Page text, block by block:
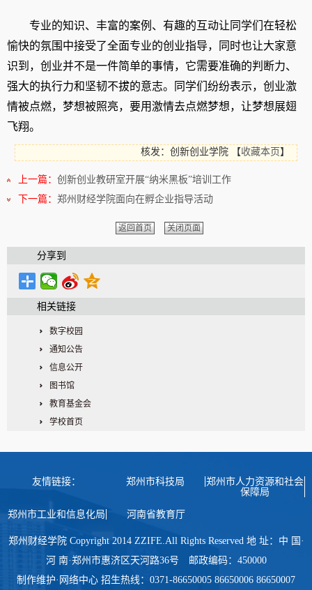
专业的知识、丰富的案例、有趣的互动让同学们在轻松
愉快的氛围中接受了全面专业的创业指导，同时也让大家意
识到，创业并不是一件简单的事情，它需要准确的判断力、
强大的执行力和坚韧不拔的意志。同学们纷纷表示，创业激
情被点燃，梦想被照亮，要用激情去点燃梦想，让梦想展翅
飞翔。
核发：创新创业学院 【收藏本页 】
上一篇： 创新创业教研室开展“纳米黑板”培训工作
下一篇： 郑州财经学院面向在孵企业指导活动
返回首页 关闭页面
分享到
相关链接
数字校园
通知公告
信息公开
图书馆
教育基金会
学校首页
友情链接： 郑州市科技局
郑州市人力资源和社会
保障局
郑州市工业和信息化局 河南省教育厅
郑州财经学院 Copyright 2014 ZZIFE.All Rights Reserved 地 址：中 国·
河 南·郑州市惠济区天河路36号 邮政编码：450000
制作维护·网络中心 招生热线：0371-86650005 86650006 86650007